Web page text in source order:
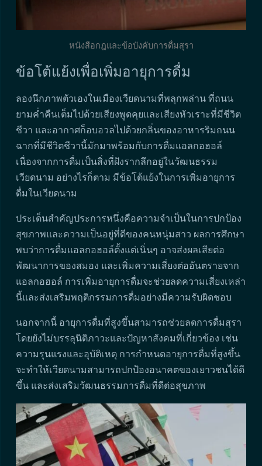
หนังสือกฎและข้อบังคับการดื่มสุรา
ข้อโต้แย้งเพื่อเพิ่มอายุการดื่ม
ลองนึกภาพตัวเองในเมืองเวียดนามที่พลุกพล่าน ที่ถนน
ยามค่ำคืนเต็มไปด้วยเสียงพูดคุยและเสียงหัวเราะที่มีชีวิต
ชีวา และอากาศก็อบอวลไปด้วยกลิ่นของอาหารริมถนน
ฉากที่มีชีวิตชีวานี้มักมาพร้อมกับการดื่มแอลกอฮอล์
เนื่องจากการดื่มเป็นสิ่งที่ฝังรากลึกอยู่ในวัฒนธรรม
เวียดนาม อย่างไรก็ตาม มีข้อโต้แย้งในการเพิ่มอายุการ
ดื่มในเวียดนาม
ประเด็นสำคัญประการหนึ่งคือความจำเป็นในการปกป้อง
สุขภาพและความเป็นอยู่ที่ดีของคนหนุ่มสาว ผลการศึกษา
พบว่าการดื่มแอลกอฮอล์ตั้งแต่เนิ่นๆ อาจส่งผลเสียต่อ
พัฒนาการของสมอง และเพิ่มความเสี่ยงต่ออันตรายจาก
แอลกอฮอล์ การเพิ่มอายุการดื่มจะช่วยลดความเสี่ยงเหล่า
นี้และส่งเสริมพฤติกรรมการดื่มอย่างมีความรับผิดชอบ
นอกจากนี้ อายุการดื่มที่สูงขึ้นสามารถช่วยลดการดื่มสุรา
โดยยังไม่บรรลุนิติภาวะและปัญหาสังคมที่เกี่ยวข้อง เช่น
ความรุนแรงและอุบัติเหตุ การกำหนดอายุการดื่มที่สูงขึ้น
จะทำให้เวียดนามสามารถปกป้องอนาคตของเยาวชนได้ดี
ขึ้น และส่งเสริมวัฒนธรรมการดื่มที่ดีต่อสุขภาพ